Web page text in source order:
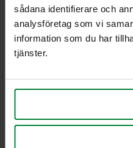
sådana identifierare och
analysföretag som vi
information som du har
tjänster.